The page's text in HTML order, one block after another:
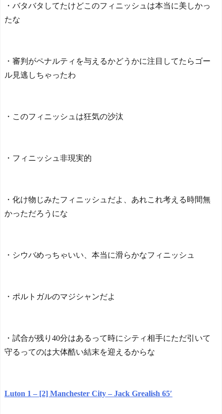
・バタバタしてたけどこのフィニッシュは本当に美しかっ
たな
・審判がペナルティを与えるかどうかに注目してたらゴー
ル見逃しちゃったわ
・このフィニッシュは狂気の沙汰
・フィニッシュ非現実的
・化け物じみたフィニッシュだよ、あれこれ考える時間無
かっただろうにな
・シウバめっちゃいい、本当に滑らかなフィニッシュ
・ポルトガルのマジシャンだよ
・試合が残り40分はあるって時にシティ相手にただ引いて
守るってのは大体酷い結末を迎えるからな
Luton 1 – [2] Manchester City – Jack Grealish 65′